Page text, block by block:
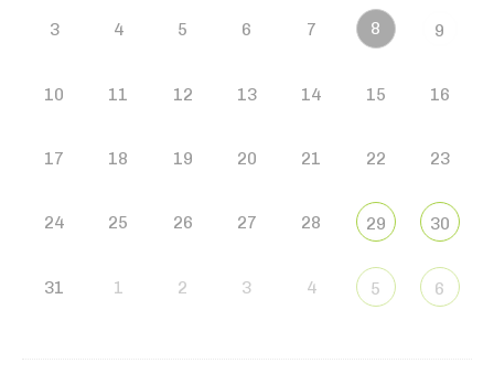
3 4 5 6 7 8 9
10 11 12 13 14 15 16
17 18 19 20 21 22 23
24 25 26 27 28 29 30
31 1 2 3 4 5 6